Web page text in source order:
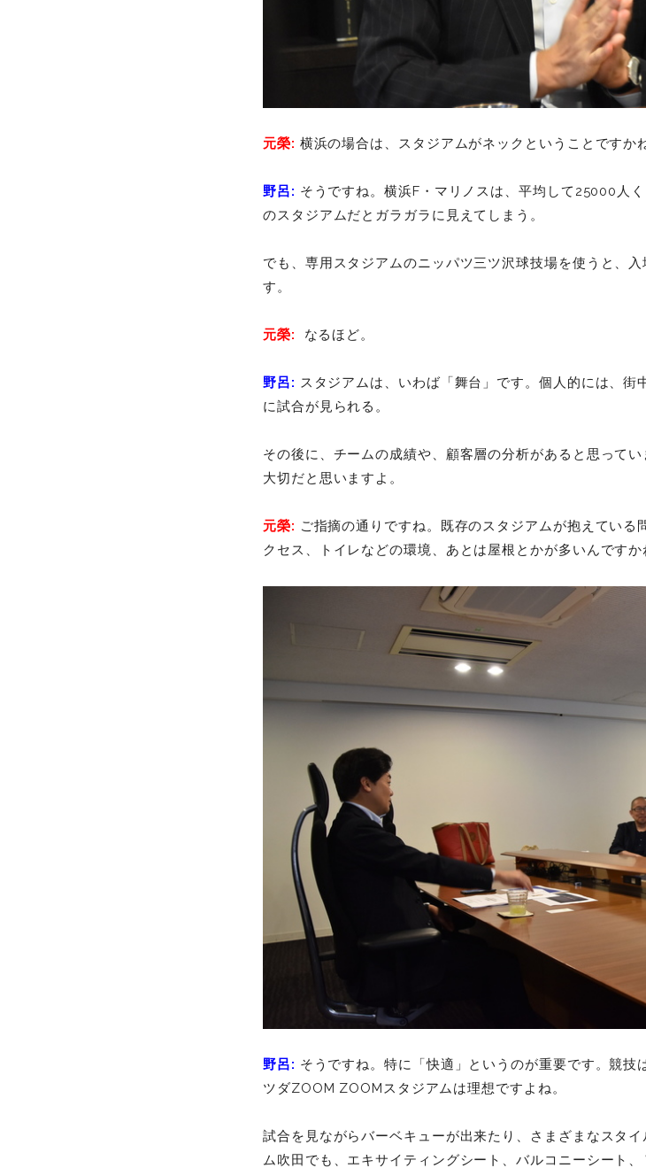
元榮: 横浜の場合は、スタジアムがネックということですか
野呂: そうですね。横浜F・マリノスは、平均して25000人
のスタジアムだとガラガラに見えてしまう。
でも、専用スタジアムのニッパツ三ツ沢球技場を使うと、
す。
元榮: なるほど。
野呂: スタジアムは、いわば「舞台」です。個人的には、
に試合が見られる。
その後に、チームの成績や、顧客層の分析があると思って
大切だと思いますよ。
元榮: ご指摘の通りですね。既存のスタジアムが抱えてい
クセス、トイレなどの環境、あとは屋根とかが多いんですか
野呂: そうですね。特に「快適」というのが重要です。競
ツダZOOM ZOOMスタジアムは理想ですよね。
試合を見ながらバーベキューが出来たり、さまざまなスタ
ム吹田でも、エキサイティングシート、バルコニーシート